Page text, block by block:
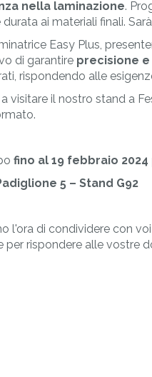
nella laminazione.
durata ai materiali finali.
Easy Plus,
di garantire precisione
rispondendo alle
visitare il nostro stand a
fino al 19 febbraio
5 – Stand G92
l'ora di condividere con
per rispondere alle vostre